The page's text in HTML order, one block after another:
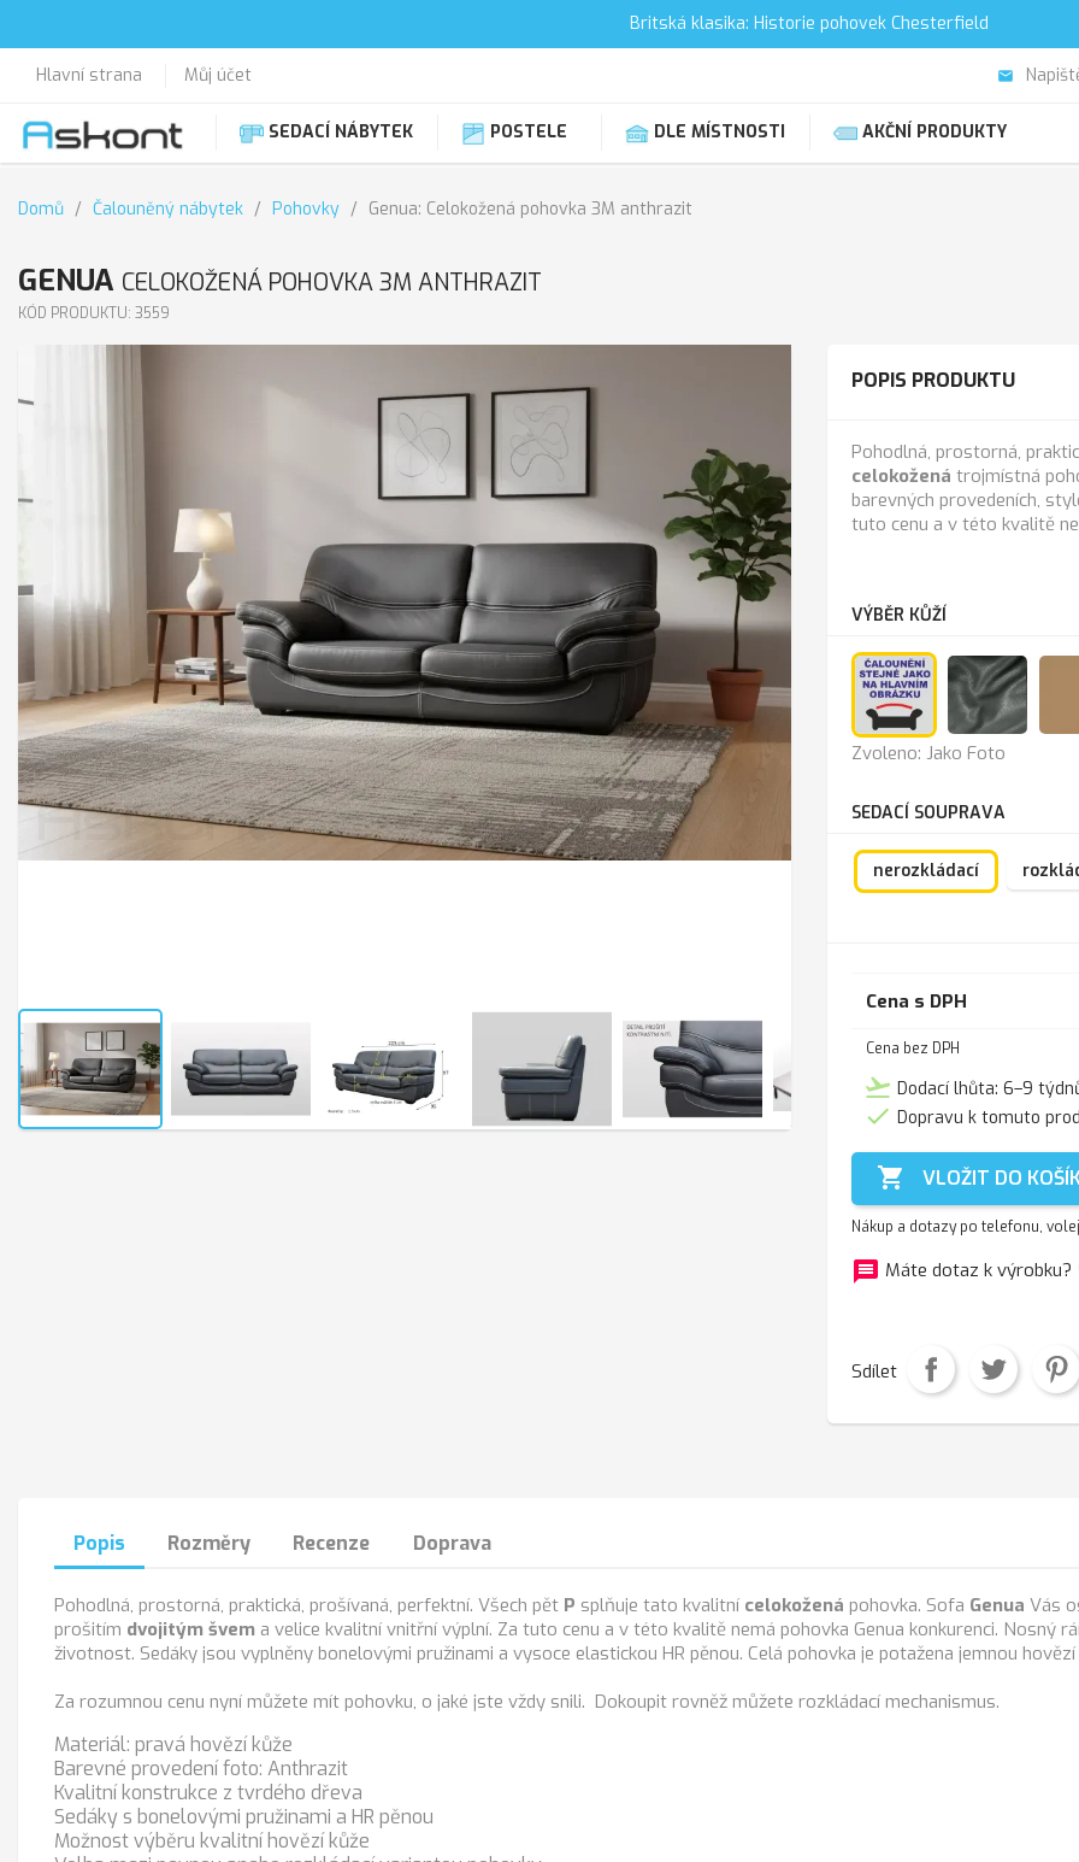
Britská klasika: Historie pohovek Chesterfield
Hlavní strana Můj účet email
SEDACÍ NÁBYTEK POSTELE DLE MÍSTNOSTI AKČNÍ PRODUKTY
Domů Čalouněný nábytek Pohovky Genua: Celokožená pohovka 3M anthrazit
GENUA CELOKOŽENÁ POHOVKA 3M ANTHRAZIT
KÓD PRODUKTU: 3559
POPIS PRODUKTU
Pohodlná, prostorná,
celokožená trojmístná
barevných provedeních,
tuto cenu a v této kvalitě
VÝBĚR KŮŽÍ
Jako
Zvoleno: Jako Foto
SEDACÍ SOUPRAVA
nerozkládací
Cena s DPH
Cena bez DPH
flight_takeoff Dodací lhůta: 6–9
 Dopravu k tomuto
 VLOŽIT DO
Nákup a dotazy po telefonu,
message Máte dotaz k výrobku?
Sdílet
Popis Rozměry Recenze Doprava
Pohodlná, prostorná, praktická, prošívaná, perfektní. Všech pět P splňuje tato kvalitní celokožená pohovka. Sofa Genua Vás
prošitím dvojitým švem a velice kvalitní vnitřní výplní. Za tuto cenu a v této kvalitě nemá pohovka Genua konkurenci. Nosný
životnost. Sedáky jsou vyplněny bonelovými pružinami a vysoce elastickou HR pěnou. Celá pohovka je potažena jemnou
Za rozumnou cenu nyní můžete mít pohovku, o jaké jste vždy snili. Dokoupit rovněž můžete rozkládací mechanismus.
Materiál: pravá hovězí kůže
Barevné provedení foto: Anthrazit
Kvalitní konstrukce z tvrdého dřeva
Sedáky s bonelovými pružinami a HR pěnou
Možnost výběru kvalitní hovězí kůže